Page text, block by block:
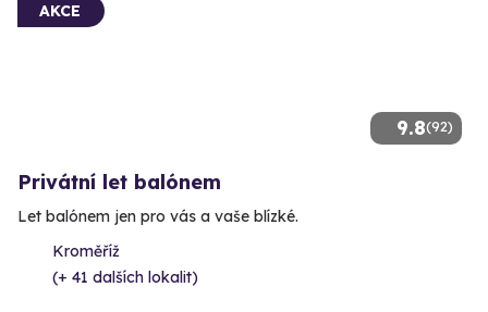
9.8(92)
AKCE
Privátní let balónem
Let balónem jen pro vás a vaše blízké.
Kroměříž
(+ 41 dalších lokalit)